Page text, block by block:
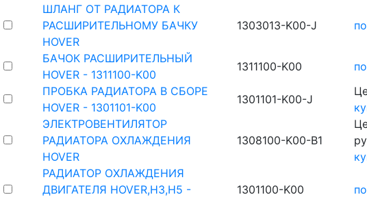
ШЛАНГ ОТ РАДИАТОРА К
РАСШИРИТЕЛЬНОМУ БАЧКУ
HOVER
1303013-K00-J
БАЧОК РАСШИРИТЕЛЬНЫЙ
HOVER - 1311100-K00
1311100-K00
ПРОБКА РАДИАТОРА В СБОРЕ
HOVER - 1301101-K00
1301101-K00-J
ЭЛЕКТРОВЕНТИЛЯТОР
РАДИАТОРА ОХЛАЖДЕНИЯ
HOVER
1308100-K00-B1
РАДИАТОР ОХЛАЖДЕНИЯ
ДВИГАТЕЛЯ HOVER,Н3,Н5 -
1301100-K00